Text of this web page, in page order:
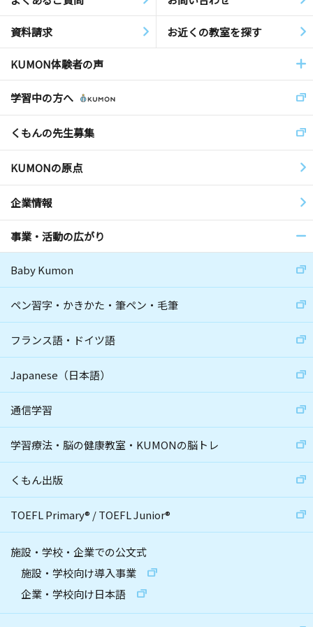
資料請求 お近くの教室を探す
KUMON体験者の声
学習中の方へ
くもんの先生募集
KUMONの原点
企業情報
事業・活動の広がり
Baby Kumon
ペン習字・かきかた・筆ペン・毛筆
フランス語・ドイツ語
Japanese（日本語）
通信学習
学習療法・脳の健康教室・KUMONの脳トレ
くもん出版
TOEFL Primary® /TOEFL Junior®
施設・学校・企業での公文式
施設・学校向け導入事業
企業・学校向け日本語